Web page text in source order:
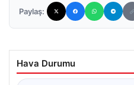
Paylaş:
Hava Durumu